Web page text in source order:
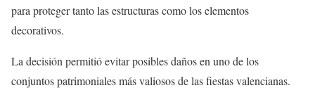
para proteger tanto las estructuras como los elementos
decorativos.
La decisión permitió evitar posibles daños en uno de los
conjuntos patrimoniales más valiosos de las fiestas valencianas.